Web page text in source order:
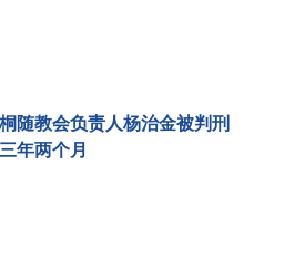
桐随教会负责人杨治金被判刑
三年两个月